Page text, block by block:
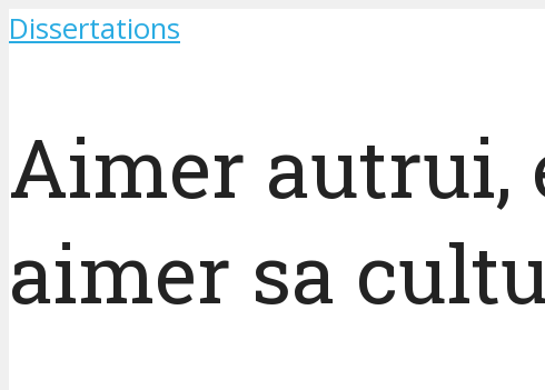
Dissertations
Aimer autrui,
aimer sa